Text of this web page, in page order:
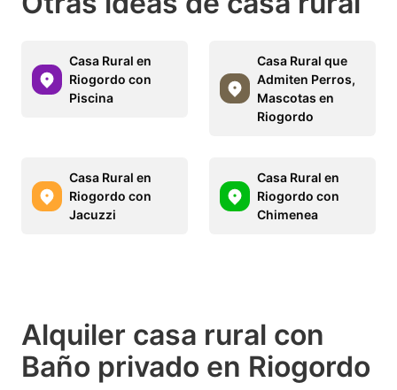
Casa Rural en
Riogordo con
Piscina
Casa Rural que
Admiten Perros,
Mascotas en
Riogordo
Casa Rural en
Riogordo con
Jacuzzi
Casa Rural en
Riogordo con
Chimenea
Alquiler casa rural con
Baño privado en Riogordo